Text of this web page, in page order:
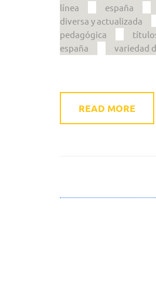
línea
españa
diversa y actualizada
pedagógica
españa
variedad
READ MORE